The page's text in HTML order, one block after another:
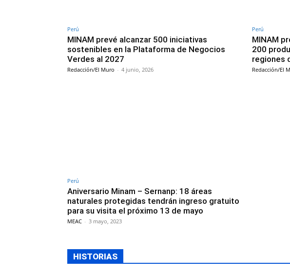
Perú
MINAM prevé alcanzar 500 iniciativas
sostenibles en la Plataforma de Negocios
Verdes al 2027
Redacción/El Muro - 4 junio, 2026
Perú
MINAM
200
regiones
Redacción/El
Perú
Aniversario Minam – Sernanp: 18 áreas
naturales protegidas tendrán ingreso gratuito
para su visita el próximo 13 de mayo
MEAC - 3 mayo, 2023
HISTORIAS